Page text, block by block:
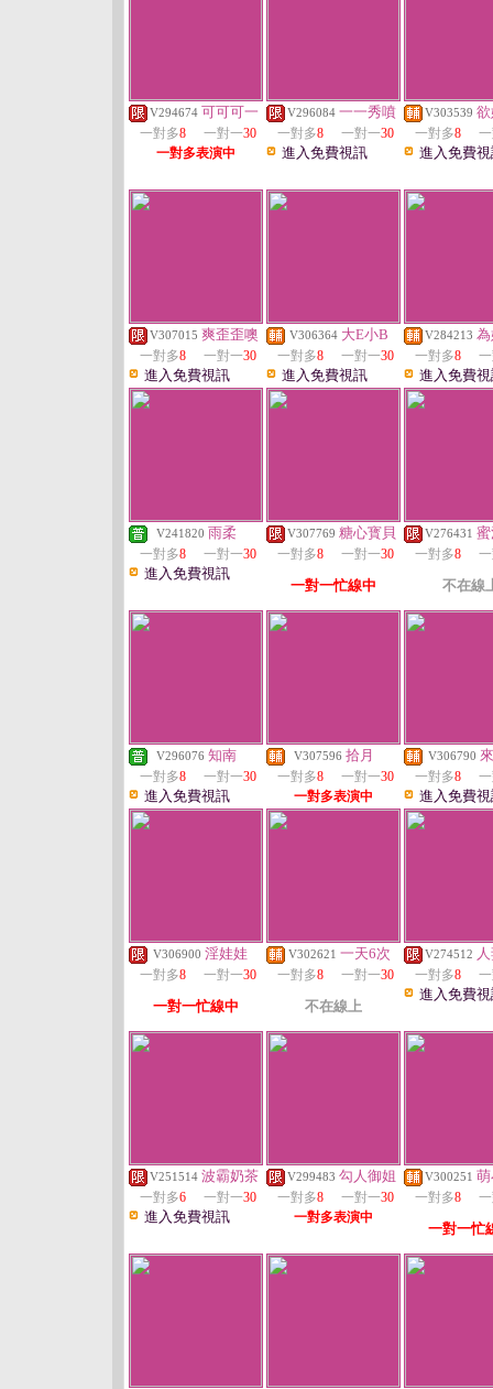
V294674 可可可一
一對多8 一對一30
一對多表演中
V296084 一一秀噴
一對多8 一對一30
進入免費視訊
V303539
一對多8
進入免費
V307015 爽歪歪噢
一對多8 一對一30
進入免費視訊
V306364 大E小B
一對多8 一對一30
進入免費視訊
V284213
一對多8
進入免費
V241820 雨柔
一對多8 一對一30
進入免費視訊
V307769 糖心寳貝
一對多8 一對一30
一對一忙線中
V276431
一對多8
不在線
V296076 知南
一對多8 一對一30
進入免費視訊
V307596 拾月
一對多8 一對一30
一對多表演中
V306790
一對多8
進入免費
V306900 淫娃娃
一對多8 一對一30
一對一忙線中
V302621 一天6次
一對多8 一對一30
不在線上
V274512
一對多8
進入免費
V251514 波霸奶茶
一對多6 一對一30
進入免費視訊
V299483 勾人御姐
一對多8 一對一30
一對多表演中
V300251
一對多8
一對一忙